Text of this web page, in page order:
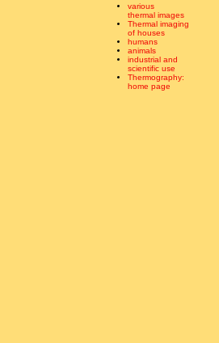
various
thermal images
Thermal imaging
of houses
humans
animals
industrial and
scientific use
Thermography:
home page